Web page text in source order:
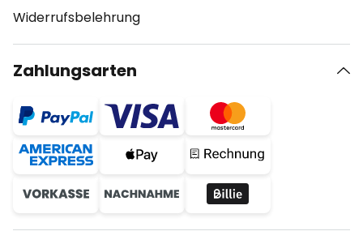
Widerrufsbelehrung
Zahlungsarten